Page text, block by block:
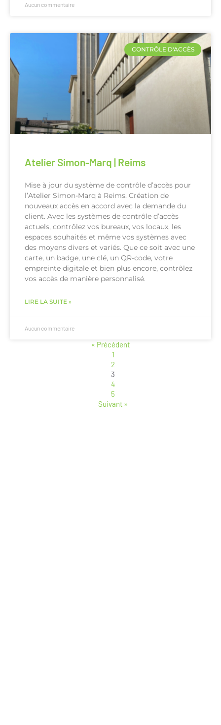
Aucun commentaire
CONTRÔLE D'ACCÈS
Atelier Simon-Marq | Reims
Mise à jour du système de contrôle d’accès pour
l’Atelier Simon-Marq à Reims. Création de
nouveaux accès en accord avec la demande du
client. Avec les systèmes de contrôle d’accès
actuels, contrôlez vos bureaux, vos locaux, les
espaces souhaités et même vos systèmes avec
des moyens divers et variés. Que ce soit avec une
carte, un badge, une clé, un QR-code, votre
empreinte digitale et bien plus encore, contrôlez
vos accès de manière personnalisé.
LIRE LA SUITE »
Aucun commentaire
« Précédent
1
2
3
4
5
Suivant »